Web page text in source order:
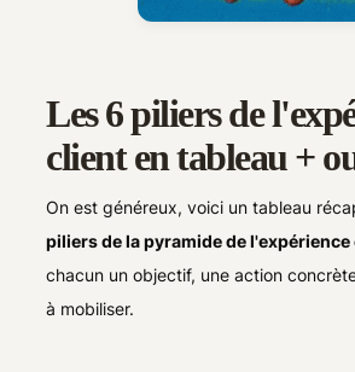
Les 6 piliers de
client en tableau +
On est généreux, voici un tableau
piliers de la pyramide de
chacun un objectif, une action
à mobiliser.